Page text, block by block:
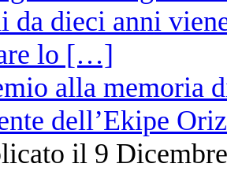
alla memoria
dell’Ekipe
il 9